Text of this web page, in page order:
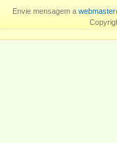
Envie mensagem a